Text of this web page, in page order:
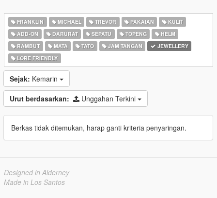
FRANKLIN MICHAEL TREVOR PAKAIAN
KULIT
ADD-ON
DARURAT SEPATU TOPENG
HELM
RAMBUT
MATA TATO JAM TANGAN
JEWELLERY
LORE FRIENDLY
Sejak: Kemarin
Urut berdasarkan: Unggahan Terkini
Berkas tidak ditemukan, harap ganti kriteria penyaringan.
Designed in Alderney
Made in Los Santos